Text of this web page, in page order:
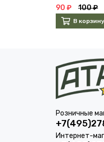
90 ₽ 100 ₽
В корзину
Розничные
Интернет-